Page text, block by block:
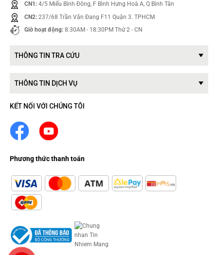
CN1: 4/5 Miếu Bình Đông, F Bình Hưng Hoà A, Q Bình Tân
CN2: 237/68 Trần Văn Đang F11 Quận 3. TPHCM
Giờ hoạt động: 8:30AM - 18:30PM Thứ 2 - CN
THÔNG TIN TRA CỨU
THÔNG TIN DỊCH VỤ
KẾT NỐI VỚI CHÚNG TÔI
Phương thức thanh toán